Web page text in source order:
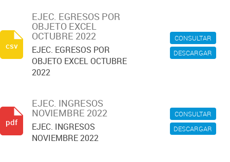
CONSULTAR
DESCARGAR
EJEC. EGRESOS POR
OBJETO EXCEL
OCTUBRE 2022
EJEC. EGRESOS POR
OBJETO EXCEL OCTUBRE
2022
csv
CONSULTAR
DESCARGAR
EJEC. INGRESOS
NOVIEMBRE 2022
EJEC. INGRESOS
NOVIEMBRE 2022
pdf